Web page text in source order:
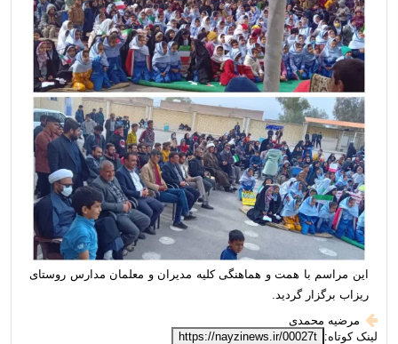
این مراسم با همت و هماهنگی کلیه مدیران و معلمان مدارس روستای
ریزاب برگزار گردید.
مرضیه محمدی
لینک کوتاه: https://nayzinews.ir/00027t